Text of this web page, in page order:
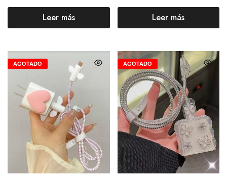
Leer más Leer más
AGOTADO AGOTADO